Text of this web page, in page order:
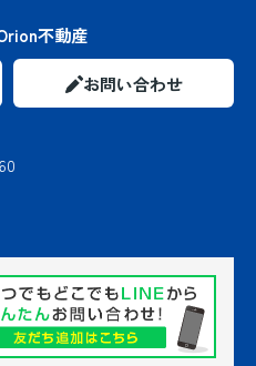
不動産
お問い合わせ